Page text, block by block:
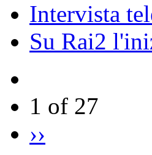
Intervista
Su Rai2
1 of 27
››